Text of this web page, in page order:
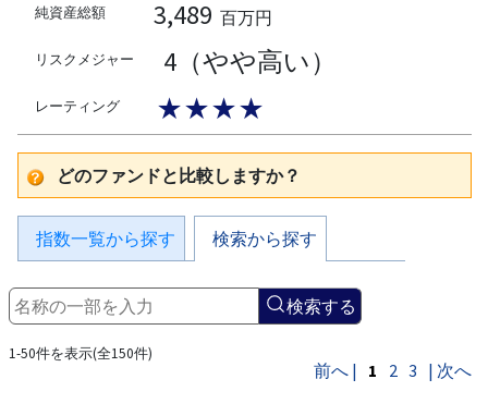
純資産総額 3,489 百万円
リスクメジャー 4（やや高い）
レーティング ★★★★
どのファンドと比較しますか？
指数一覧から探す 検索から探す
検索する
1-50件を表示(全150件)
前へ | 1 2 3 | 次へ